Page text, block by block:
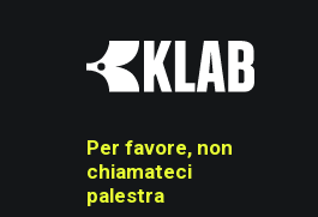
Per favore, non
chiamateci
palestra